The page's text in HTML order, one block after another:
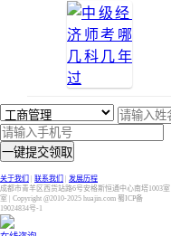
一键提交领取
关于我们 联系我们
发展历程
成都市青羊区西货站路6号安格斯恒通中心南塔1003室
室 | Copyright @2010-2025 huajin.com 蜀ICP备
19024834号-1